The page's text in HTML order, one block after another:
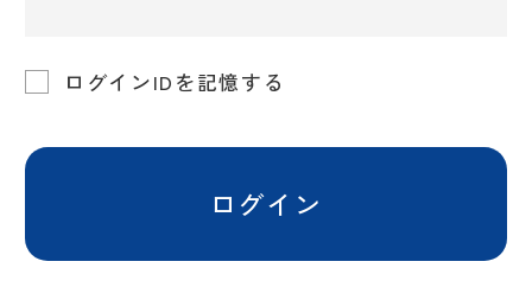
ログインIDを記憶する
ログイン